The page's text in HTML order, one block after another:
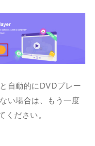
自動的にDVDプレー
い場合は、もう一度
ください。